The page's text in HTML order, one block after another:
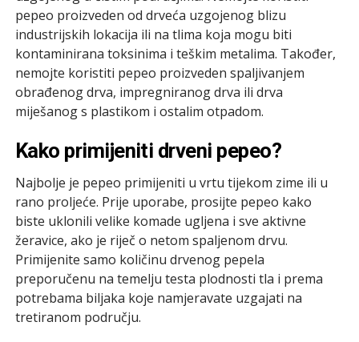
pepeo proizveden od drveća uzgojenog blizu
industrijskih lokacija ili na tlima koja mogu biti
kontaminirana toksinima i teškim metalima. Također,
nemojte koristiti pepeo proizveden spaljivanjem
obrađenog drva, impregniranog drva ili drva
miješanog s plastikom i ostalim otpadom.
Kako primijeniti drveni pepeo?
Najbolje je pepeo primijeniti u vrtu tijekom zime ili u
rano proljeće. Prije uporabe, prosijte pepeo kako
biste uklonili velike komade ugljena i sve aktivne
žeravice, ako je riječ o netom spaljenom drvu.
Primijenite samo količinu drvenog pepela
preporučenu na temelju testa plodnosti tla i prema
potrebama biljaka koje namjeravate uzgajati na
tretiranom području.